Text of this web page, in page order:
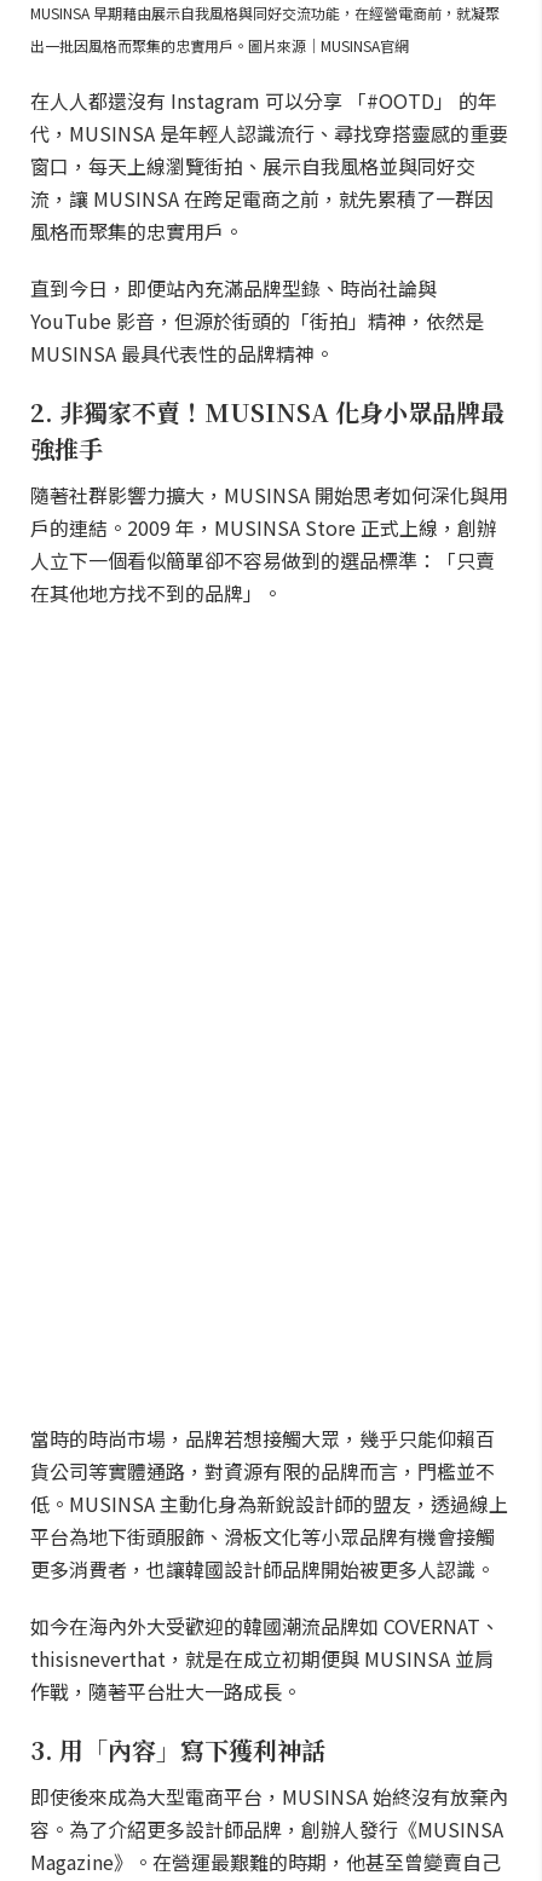
MUSINSA 早期藉由展示自我風格與同好交流功能，在經營電商前，就凝聚
出一批因風格而聚集的忠實用戶。圖片來源｜MUSINSA官網
在人人都還沒有 Instagram 可以分享 「#OOTD」 的年
代，MUSINSA 是年輕人認識流行、尋找穿搭靈感的重要
窗口，每天上線瀏覽街拍、展示自我風格並與同好交
流，讓 MUSINSA 在跨足電商之前，就先累積了一群因
風格而聚集的忠實用戶。
直到今日，即便站內充滿品牌型錄、時尚社論與
YouTube 影音，但源於街頭的「街拍」精神，依然是
MUSINSA 最具代表性的品牌精神。
2. 非獨家不賣！MUSINSA 化身小眾品牌最
強推手
隨著社群影響力擴大，MUSINSA 開始思考如何深化與用
戶的連結。2009 年，MUSINSA Store 正式上線，創辦
人立下一個看似簡單卻不容易做到的選品標準：「只賣
在其他地方找不到的品牌」。
當時的時尚市場，品牌若想接觸大眾，幾乎只能仰賴百
貨公司等實體通路，對資源有限的品牌而言，門檻並不
低。MUSINSA 主動化身為新銳設計師的盟友，透過線上
平台為地下街頭服飾、滑板文化等小眾品牌有機會接觸
更多消費者，也讓韓國設計師品牌開始被更多人認識。
如今在海內外大受歡迎的韓國潮流品牌如 COVERNAT、
thisisneverthat，就是在成立初期便與 MUSINSA 並肩
作戰，隨著平台壯大一路成長。
3. 用「內容」寫下獲利神話
即使後來成為大型電商平台，MUSINSA 始終沒有放棄內
容。為了介紹更多設計師品牌，創辦人發行《MUSINSA
Magazine》。在營運最艱難的時期，他甚至曾變賣自己